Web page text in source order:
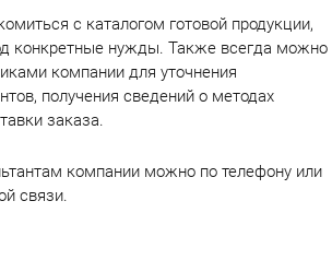
с каталогом готовой продукции,
конкретные нужды. Также всегда можно
компании для уточнения
получения сведений о методах
заказа.
компании можно по телефону или
связи.